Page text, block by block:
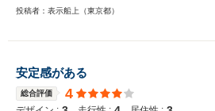
投稿者：表示船上（東京都）
安定感がある
総合評価 4